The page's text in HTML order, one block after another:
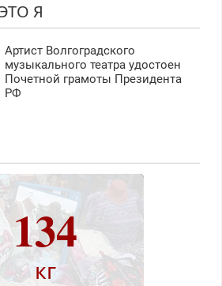
Я
Артист Волгоградского
музыкального театра удостоен
Почетной грамоты Президента
РФ
134
кг